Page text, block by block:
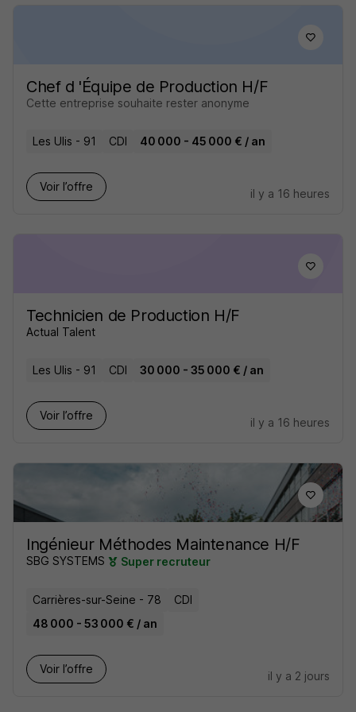
Chef d 'Équipe de Production H/F
Cette entreprise souhaite rester anonyme
Les Ulis - 91 CDI 40 000 - 45 000 € / an
Voir l’offre
il y a 16 heures
Technicien de Production H/F
Actual Talent
Les Ulis - 91 CDI 30 000 - 35 000 € / an
Voir l’offre
il y a 16 heures
Ingénieur Méthodes Maintenance H/F
SBG SYSTEMS Super recruteur
Carrières-sur-Seine - 78
CDI
48 000 - 53 000 € / an
Voir l’offre
il y a 2 jours